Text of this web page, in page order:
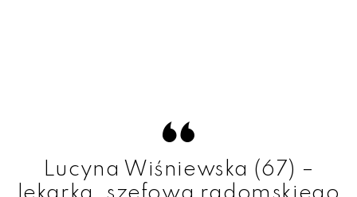
Lucyna Wiśniewska (67) –